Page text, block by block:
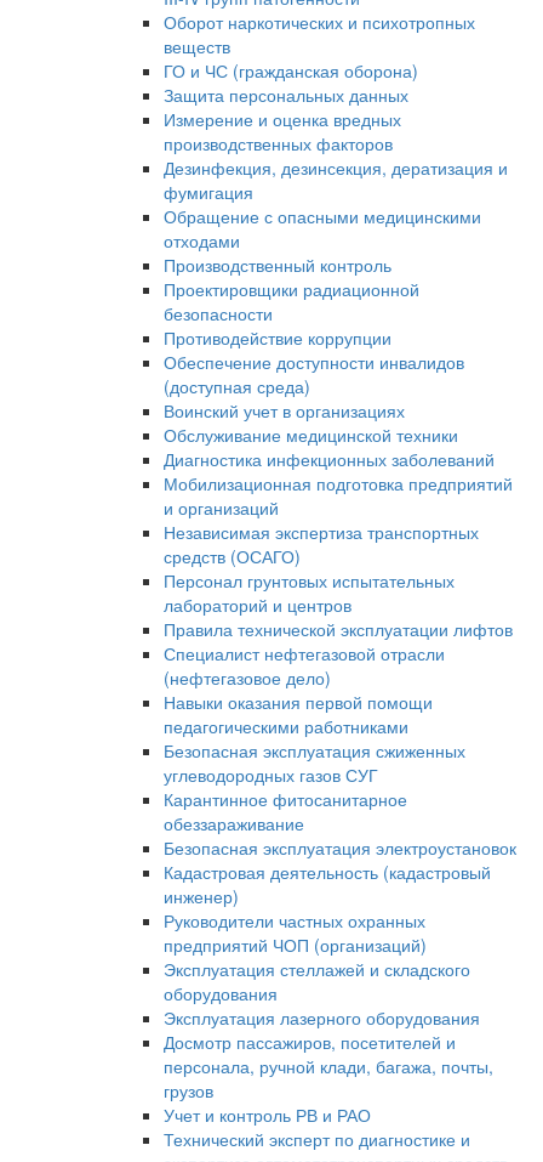
Оборот наркотических и психотропных
веществ
ГО и ЧС (гражданская оборона)
Защита персональных данных
Измерение и оценка вредных
производственных факторов
Дезинфекция, дезинсекция, дератизация и
фумигация
Обращение с опасными медицинскими
отходами
Производственный контроль
Проектировщики радиационной
безопасности
Противодействие коррупции
Обеспечение доступности инвалидов
(доступная среда)
Воинский учет в организациях
Обслуживание медицинской техники
Диагностика инфекционных заболеваний
Мобилизационная подготовка предприятий
и организаций
Независимая экспертиза транспортных
средств (ОСАГО)
Персонал грунтовых испытательных
лабораторий и центров
Правила технической эксплуатации лифтов
Специалист нефтегазовой отрасли
(нефтегазовое дело)
Навыки оказания первой помощи
педагогическими работниками
Безопасная эксплуатация сжиженных
углеводородных газов СУГ
Карантинное фитосанитарное
обеззараживание
Безопасная эксплуатация электроустановок
Кадастровая деятельность (кадастровый
инженер)
Руководители частных охранных
предприятий ЧОП (организаций)
Эксплуатация стеллажей и складского
оборудования
Эксплуатация лазерного оборудования
Досмотр пассажиров, посетителей и
персонала, ручной клади, багажа, почты,
грузов
Учет и контроль РВ и РАО
Технический эксперт по диагностике и